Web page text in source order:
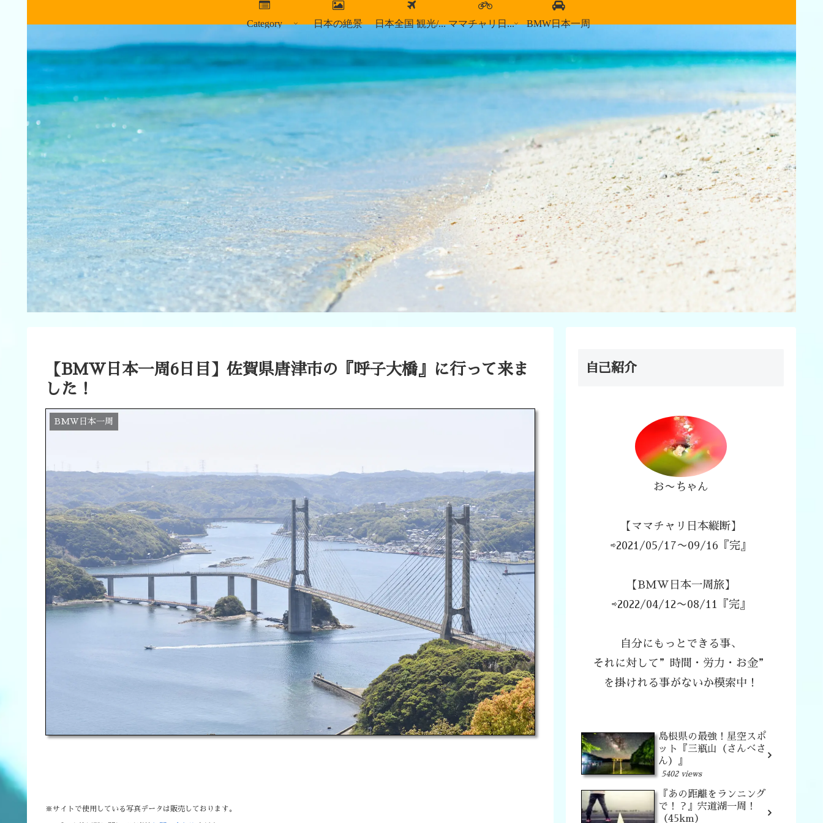
Category 日本の絶景 日本全国 観光/食事スポット ママチャリ日本縦断 BMW日本一周
【BMW日本一周6日目】佐賀県唐津市の『呼子大橋』に行って来ま
した！
BMW日本一周
※サイトで使用している写真データは販売しております。
自己紹介
お〜ちゃん
【ママチャリ日本縦断】
⇨2021/05/17〜09/16『完』
【BMW日本一周旅】
⇨2022/04/12〜08/11『完』
自分にもっとできる事、
それに対して”時間・労力・お金”
を掛けれる事がないか模索中！
島根県の最強！星空スポ
ット『三瓶山（さんべさ
ん）』
5402 views
『あの距離をランニング
で！？』宍道湖一周！
（45km）